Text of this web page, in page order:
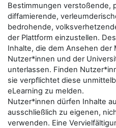
Bestimmungen verstoßende,
diffamierende,
bedrohende,
der Plattform einzustellen.
Inhalte, die dem Ansehen der
Nutzer*innen und der
unterlassen. Finden
sie verpflichtet diese
eLearning zu melden.
Nutzer*innen dürfen Inhalte
ausschließlich zu eigenen,
verwenden. Eine